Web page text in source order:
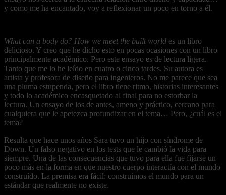
y como me ha encantado, voy a reflexionar un poco en torno a él.
What can a body do? How we meet the built world es un libro
delicioso. Y creo que he dicho esto en pocas ocasiones con un libro
principalmente académico. Pero este ensayo es de lectura ligera.
Tanto que me lo he leído en cuatro o cinco tardes. Su autora es
artista y profesora de diseño para ingenieros. No me parece que sea
una pluma estupenda, pero el libro tiene ritmo, historias interesantes
y todo lo académico encasquetado al final para no estorbar la
lectura. Un ensayo de los de antes, ameno y práctico, cercano para
cualquiera que le apetezca profundizar en el tema… Pero, ¿cuál es el
tema?
Resulta que hace unos años Sara tuvo un hijo con síndrome de
Down. Un falso negativo en los tests que le cambió la vida para
siempre. Una de las consecuencias que tuvo para ella fue fijarse un
poco más en la forma en que nuestro cuerpo interactía con el mundo
construído. La premisa era fácil: construímos el mundo para un
estándar que realmente no existe.